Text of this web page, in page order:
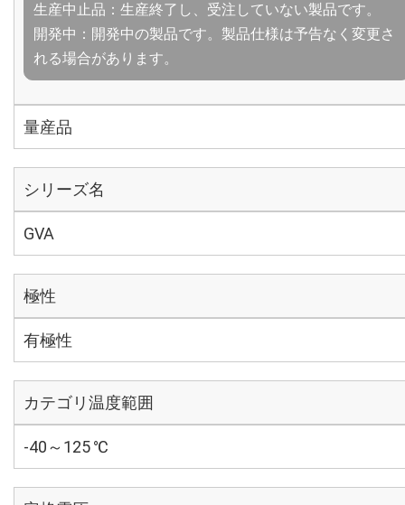
生産中止品：生産終了し、受注していない製品です。
開発中：開発中の製品です。製品仕様は予告なく変更さ
れる場合があります。
量産品
シリーズ名
GVA
極性
有極性
カテゴリ温度範囲
-40～125 ℃